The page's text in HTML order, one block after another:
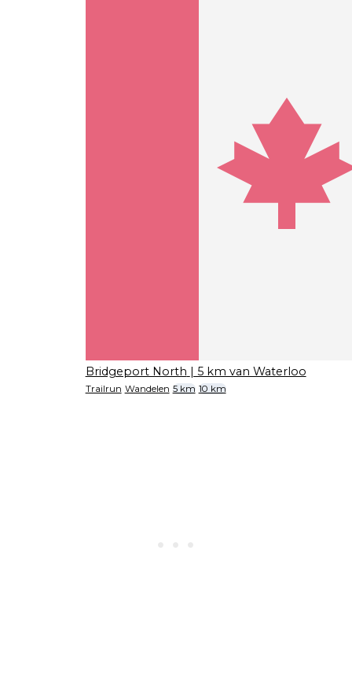
Bridgeport North | 5 km van Waterloo
Trailrun Wandelen 5 km 10 km